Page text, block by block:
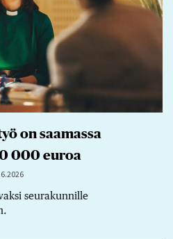
on saamassa
000 euroa
seurakunnille